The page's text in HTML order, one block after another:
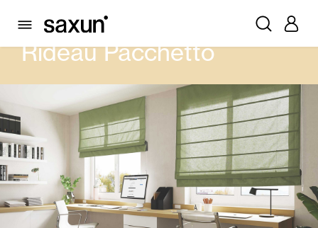
PRODUITS RIDEAUX ET STORES RIDEAU PACCHETTO
Rideau Pacchetto